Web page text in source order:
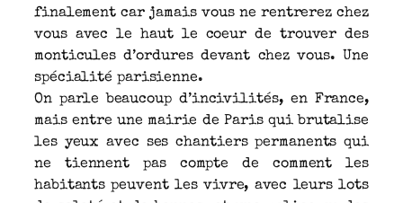
finalement car jamais vous ne rentrerez chez
vous avec le haut le coeur de trouver des
monticules d’ordures devant chez vous. Une
spécialité parisienne.
On parle beaucoup d’incivilités, en France,
mais entre une mairie de Paris qui brutalise
les yeux avec ses chantiers permanents qui
ne tiennent pas compte de comment les
habitants peuvent les vivre, avec leurs lots